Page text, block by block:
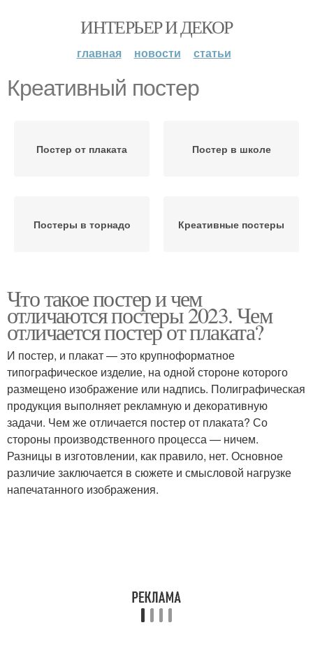
ИНТЕРЬЕР И ДЕКОР
главная новости статьи
Креативный постер
Постер от плаката Постер в школе
Постеры в торнадо Креативные постеры
Что такое постер и чем
отличаются постеры 2023. Чем
отличается постер от плаката?
И постер, и плакат — это крупноформатное
типографическое изделие, на одной стороне которого
размещено изображение или надпись. Полиграфическая
продукция выполняет рекламную и декоративную
задачи. Чем же отличается постер от плаката? Со
стороны производственного процесса — ничем.
Разницы в изготовлении, как правило, нет. Основное
различие заключается в сюжете и смысловой нагрузке
напечатанного изображения.